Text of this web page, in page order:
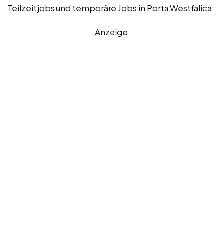
Teilzeitjobs und temporäre Jobs in Porta Westfalica:
Anzeige